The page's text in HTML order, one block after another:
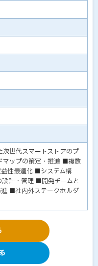
世代スマートストアのプ
マップの策定・推進 ■複数
性最適化 ■システム構
計・管理 ■開発チームと
■社内外ステークホルダ